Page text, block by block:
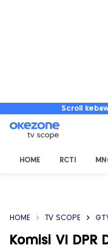
Scroll
HOME RCTI
HOME TV SCOPE
Komisi VI DPR